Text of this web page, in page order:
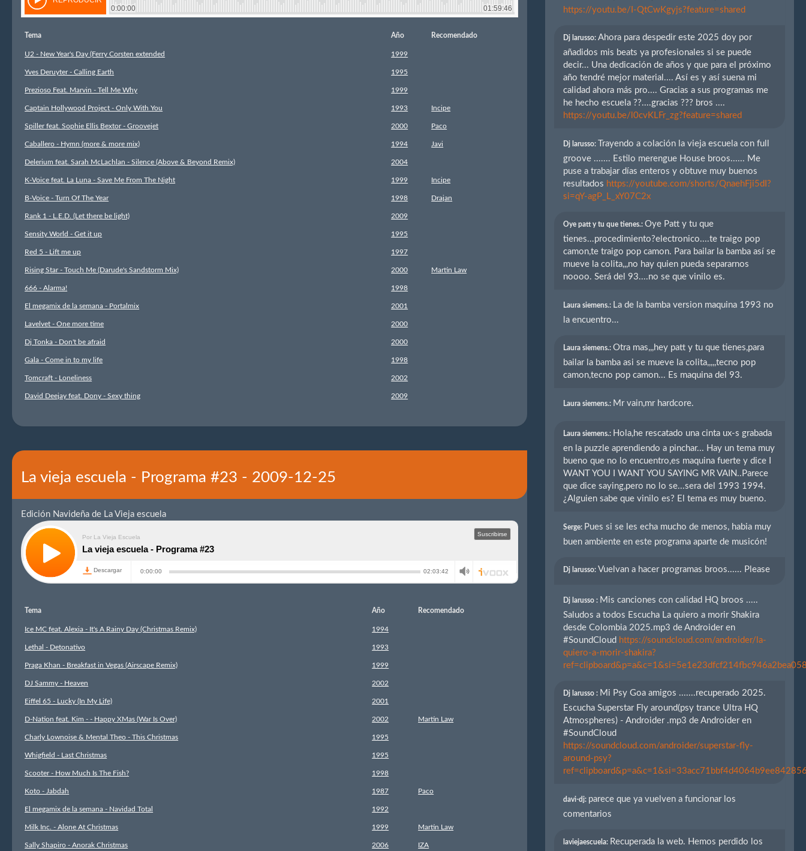
Tema Año Recomendado
U2 - New Year's Day (Ferry Corsten extended 1999
Yves Deruyter - Calling Earth 1995
Prezioso Feat. Marvin - Tell Me Why 1999
Captain Hollywood Project - Only With You 1993 Incipe
Spiller feat. Sophie Ellis Bextor - Groovejet 2000 Paco
Caballero - Hymn (more & more mix) 1994 Javi
Delerium feat. Sarah McLachlan - Silence (Above & Beyond Remix) 2004
K-Voice feat. La Luna - Save Me From The Night 1999 Incipe
B-Voice - Turn Of The Year 1998 Drajan
Rank 1 - L.E.D. (Let there be light) 2009
Sensity World - Get it up 1995
Red 5 - Lift me up 1997
Rising Star - Touch Me (Darude's Sandstorm Mix) 2000 Martin Law
666 - Alarma! 1998
El megamix de la semana - Portalmix 2001
Lavelvet - One more time 2000
Dj Tonka - Don't be afraid 2000
Gala - Come in to my life 1998
Tomcraft - Loneliness 2002
David Deejay feat. Dony - Sexy thing 2009
La vieja escuela - Programa #23 - 2009-12-25
Edición Navideña de La Vieja escuela
Tema Año Recomendado
Ice MC feat. Alexia - It's A Rainy Day (Christmas Remix) 1994
Lethal - Detonativo 1993
Praga Khan - Breakfast in Vegas (Airscape Remix) 1999
DJ Sammy - Heaven 2002
Eiffel 65 - Lucky (In My Life) 2001
D-Nation feat. Kim - - Happy XMas (War Is Over) 2002 Martin Law
Charly Lownoise & Mental Theo - This Christmas 1995
Whigfield - Last Christmas 1995
Scooter - How Much Is The Fish? 1998
Koto - Jabdah 1987 Paco
El megamix de la semana - Navidad Total 1992
Milk Inc. - Alone At Christmas 1999 Martin Law
Sally Shapiro - Anorak Christmas 2006 IZA
https://youtu.be/I-QtCwKgyjs?feature=shared
Dj larusso:Ahora para despedir este 2025 doy por
añadidos mis beats ya profesionales si se puede
decir... Una dedicación de años y que para el próximo
año tendré mejor material.... Así es y así suena mi
calidad ahora más pro.... Gracias a sus programas me
he hecho escuela ??....gracias ??? bros ....
https://youtu.be/l0cvKLFr_zg?feature=shared
Dj larusso: Trayendo a colación la vieja escuela con full
groove ....... Estilo merengue House broos...... Me
puse a trabajar días enteros y obtuve muy buenos
resultados https://youtube.com/shorts/QnaehFji5dI?
si=qY-agP_L_xY07C2x
Oye patt y tu que tienes.:Oye Patt y tu que
tienes...procedimiento?electronico....te traigo pop
camon,te traigo pop camon. Para bailar la bamba así se
mueve la colita,,,no hay quien pueda separarnos
noooo. Será del 93....no se que vinilo es.
Laura siemens.: La de la bamba version maquina 1993 no
la encuentro...
Laura siemens.:Otra mas,,,hey patt y tu que tienes,para
bailar la bamba asi se mueve la colita,,,,,tecno pop
camon,tecno pop camon... Es maquina del 93.
Laura siemens.: Mr vain,mr hardcore.
Laura siemens.: Hola,he rescatado una cinta ux-s grabada
en la puzzle aprendiendo a pinchar... Hay un tema muy
bueno que no lo encuentro,es maquina fuerte y dice I
WANT YOU I WANT YOU SAYING MR VAIN..Parece
que dice saying,pero no lo se...sera del 1993 1994.
¿Alguien sabe que vinilo es? El tema es muy bueno.
Serge: Pues si se les echa mucho de menos, habia muy
buen ambiente en este programa aparte de musicón!
Dj larusso: Vuelvan a hacer programas broos...... Please
Dj larusso : Mis canciones con calidad HQ broos .....
Saludos a todos Escucha La quiero a morir Shakira
desde Colombia 2025.mp3 de Androider en
#SoundCloud https://soundcloud.com/androider/la-
quiero-a-morir-shakira?
Dj larusso : Mi Psy Goa amigos .......recuperado 2025.
Escucha Superstar Fly around(psy trance Ultra HQ
Atmospheres) - Androider .mp3 de Androider en
#SoundCloud
https://soundcloud.com/androider/superstar-fly-
around-psy?
davi-dj: parece que ya vuelven a funcionar los
comentarios
laviejaescuela: Recuperada la web. Hemos perdido los